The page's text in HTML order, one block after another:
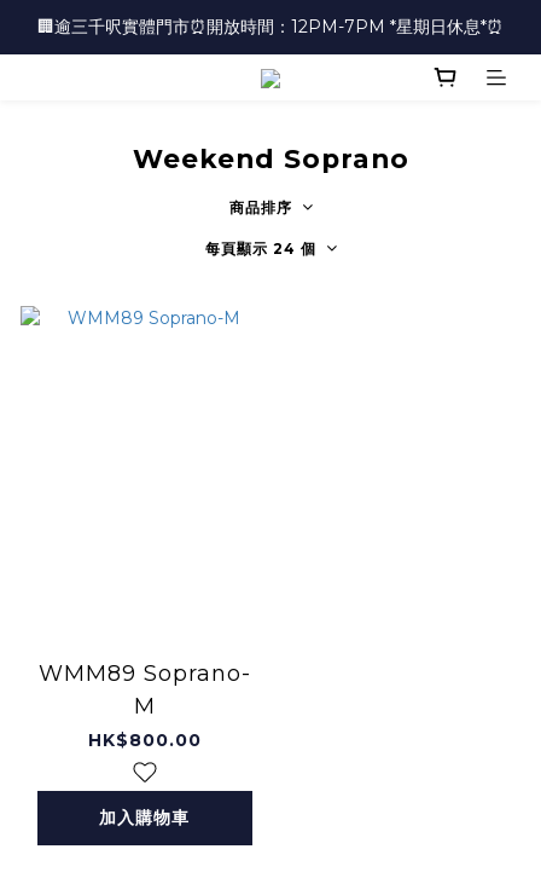
🏢逾三千呎實體門市⏰開放時間：12PM-7PM *星期日休息*⏰
🏢逾三千呎實體門市⏰開放時間：12PM-7PM *星期日休息*⏰
👜📣 歡迎隨時光臨 📣💍
Weekend Soprano
商品排序
每頁顯示 24 個
WMM89 Soprano-
M
HK$800.00
加入購物車